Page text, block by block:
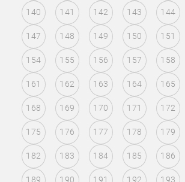
140 141 142 143 144
147 148 149 150 151
154 155 156 157 158
161 162 163 164 165
168 169 170 171 172
175 176 177 178 179
182 183 184 185 186
189 190 191 192 193